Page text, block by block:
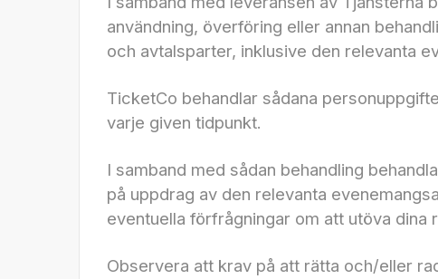
användning, överföring eller annan
och avtalsparter, inklusive den relevanta
TicketCo behandlar sådana
varje given tidpunkt.
I samband med sådan behandling
på uppdrag av den relevanta
eventuella förfrågningar om att utöva
Observera att krav på att rätta och/eller